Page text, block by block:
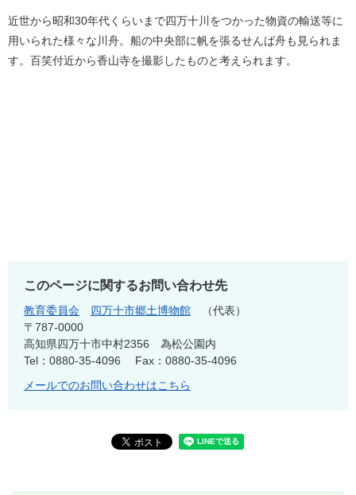
近世から昭和30年代くらいまで四万十川をつかった物資の輸送等に
用いられた様々な川舟。船の中央部に帆を張るせんば舟も見られま
す。百笑付近から香山寺を撮影したものと考えられます。
このページに関するお問い合わせ先
教育委員会 四万十市郷土博物館
代表
〒787-0000
高知県四万十市中村2356 為松公園内
Tel：0880-35-4096
Fax：0880-35-4096
メールでのお問い合わせはこちら